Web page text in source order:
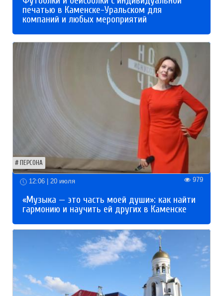
печатью в Каменске-Уральском для
компаний и любых мероприятий
ПЕРСОНА
12:06 | 20 июля 979
«Музыка — это часть моей души»: как найти
гармонию и научить ей других в Каменске